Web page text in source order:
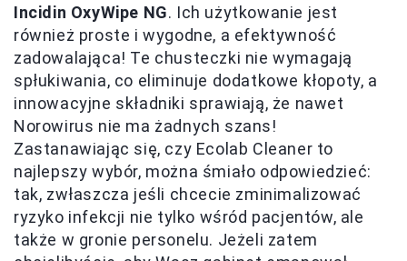
Incidin OxyWipe NG. Ich użytkowanie jest
również proste i wygodne, a efektywność
zadowalająca! Te chusteczki nie wymagają
spłukiwania, co eliminuje dodatkowe kłopoty, a
innowacyjne składniki sprawiają, że nawet
Norowirus nie ma żadnych szans!
Zastanawiając się, czy Ecolab Cleaner to
najlepszy wybór, można śmiało odpowiedzieć:
tak, zwłaszcza jeśli chcecie zminimalizować
ryzyko infekcji nie tylko wśród pacjentów, ale
także w gronie personelu. Jeżeli zatem